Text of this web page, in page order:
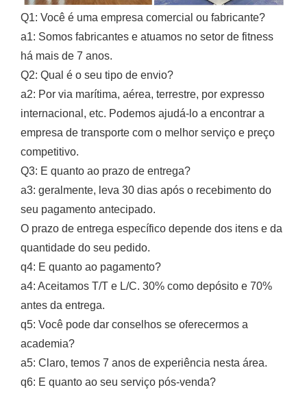
Q1: Você é uma empresa comercial ou fabricante?
a1: Somos fabricantes e atuamos no setor de fitness
há mais de 7 anos.
Q2: Qual é o seu tipo de envio?
a2: Por via marítima, aérea, terrestre, por expresso
internacional, etc. Podemos ajudá-lo a encontrar a
empresa de transporte com o melhor serviço e preço
competitivo.
Q3: E quanto ao prazo de entrega?
a3: geralmente, leva 30 dias após o recebimento do
seu pagamento antecipado.
O prazo de entrega específico depende dos itens e da
quantidade do seu pedido.
q4: E quanto ao pagamento?
a4: Aceitamos T/T e L/C. 30% como depósito e 70%
antes da entrega.
q5: Você pode dar conselhos se oferecermos a
academia?
a5: Claro, temos 7 anos de experiência nesta área.
q6: E quanto ao seu serviço pós-venda?